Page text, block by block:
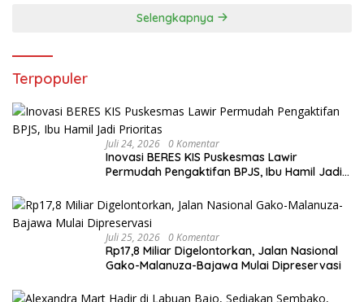
Selengkapnya
Terpopuler
Juli 24, 2026 0 Komentar
Inovasi BERES KIS Puskesmas Lawir
Permudah Pengaktifan BPJS, Ibu Hamil Jadi
Juli 25, 2026 0 Komentar
Rp17,8 Miliar Digelontorkan, Jalan Nasional
Gako-Malanuza-Bajawa Mulai Dipreservasi